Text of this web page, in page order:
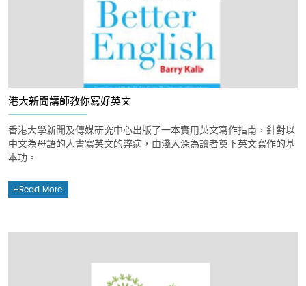
港大新聞講師教你寫好英文
香港大學新聞及傳媒研究中心出版了一本實用英文寫作指南，針對以
中文為母語的人書寫英文的弊病，由淺入深為讀者奠下英文寫作的基
本功。
Read More